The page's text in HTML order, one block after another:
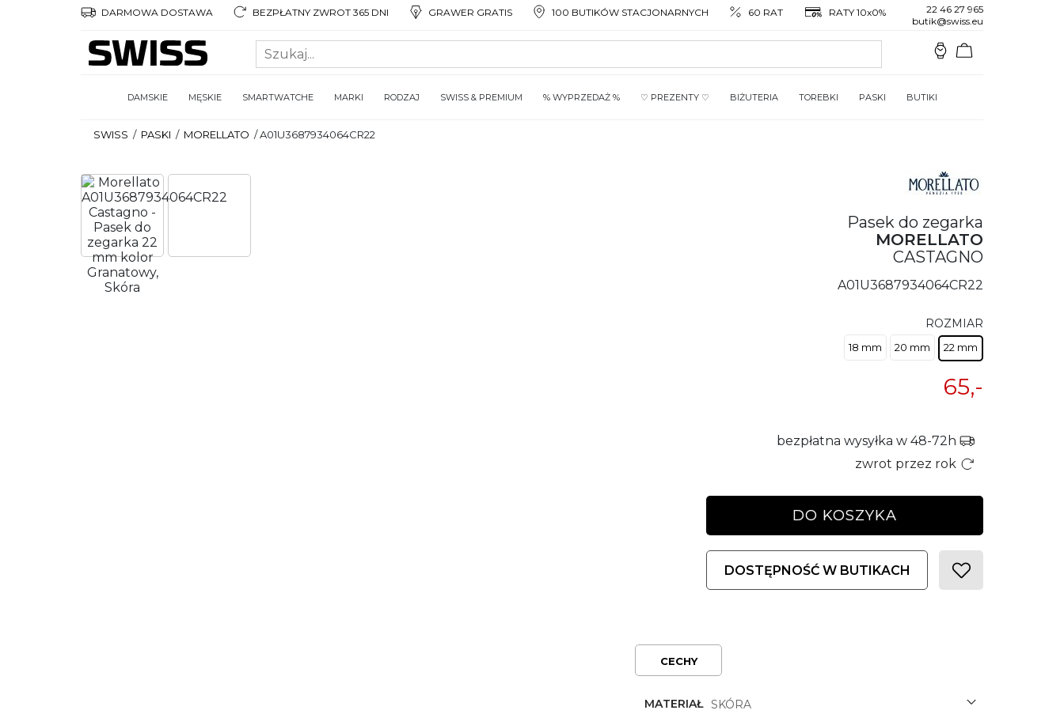
DARMOWA DOSTAWA BEZPŁATNY ZWROT 365 DNI GRAWER GRATIS 100 BUTIKÓW STACJONARNYCH 60 RAT RATY 10x0%
22 46 27 965
butik@swiss.eu
DAMSKIE MĘSKIE SMARTWATCHE MARKI RODZAJ SWISS & PREMIUM % WYPRZEDAŻ % ♡ PREZENTY ♡ BIŻUTERIA TOREBKI PASKI BUTIKI
SWISS / PASKI / MORELLATO /A01U3687934064CR22
Pasek do zegarka
MORELLATO
CASTAGNO
A01U3687934064CR22
ROZMIAR
18 mm 20 mm 22 mm
65,-
bezpłatna wysyłka w 48-72h
zwrot przez rok
DO KOSZYKA
DOSTĘPNOŚĆ W BUTIKACH
CECHY
MATERIAŁ SKÓRA